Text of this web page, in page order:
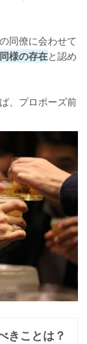
同僚に会わせて
様の存在と認め
、プロポーズ前
きことは？